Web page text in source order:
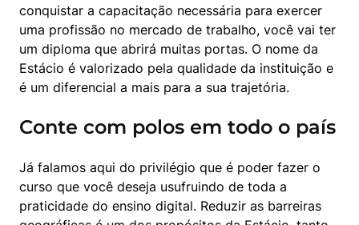
conquistar a capacitação necessária para exercer
uma profissão no mercado de trabalho, você vai ter
um diploma que abrirá muitas portas. O nome da
Estácio é valorizado pela qualidade da instituição e
é um diferencial a mais para a sua trajetória.
Conte com polos em todo o país
Já falamos aqui do privilégio que é poder fazer o
curso que você deseja usufruindo de toda a
praticidade do ensino digital. Reduzir as barreiras